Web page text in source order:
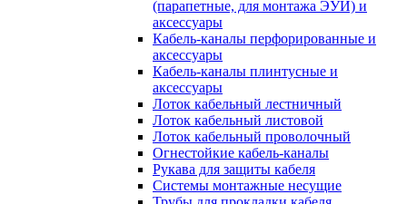
(парапетные, для монтажа ЭУИ) и
аксессуары
Кабель-каналы перфорированные и
аксессуары
Кабель-каналы плинтусные и
аксессуары
Лоток кабельный лестничный
Лоток кабельный листовой
Лоток кабельный проволочный
Огнестойкие кабель-каналы
Рукава для защиты кабеля
Системы монтажные несущие